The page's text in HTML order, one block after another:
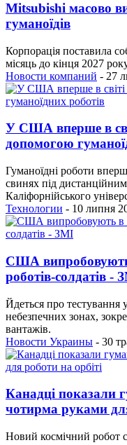
Mitsubishi масово
гуманоїдів
Корпорація поставила
місяць до кінця 2027
Новости компаний - 27
У США вперше в
допомогою
Гуманоїдні роботи
свинях під
Каліфорнійського
Технологии - 10 липня
США випробовують
роботів-солдатів -
Йдеться про тестування
небезпечних зонах,
вантажів.
Новости Украины - 30
Канадці показали
чотирма руками
Новий космічний робот